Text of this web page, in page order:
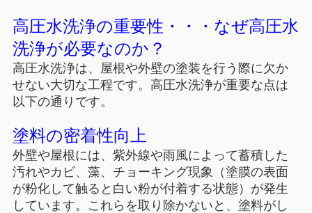
高圧水洗浄の重要性・・・なぜ高圧水
洗浄が必要なのか？
高圧水洗浄は、屋根や外壁の塗装を行う際に欠か
せない大切な工程です。高圧水洗浄が重要な点は
以下の通りです。
塗料の密着性向上
外壁や屋根には、紫外線や雨風によって蓄積した
汚れやカビ、藻、チョーキング現象（塗膜の表面
が粉化して触ると白い粉が付着する状態）が発生
しています。これらを取り除かないと、塗料がし